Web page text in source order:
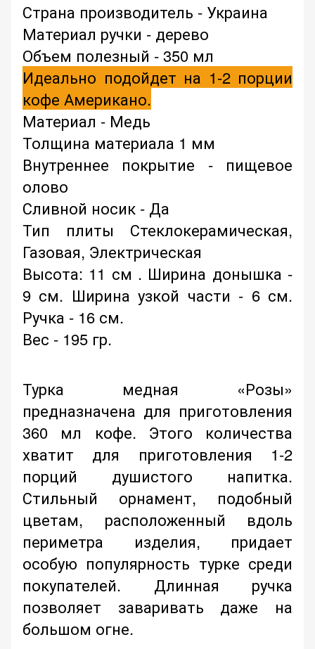
Страна производитель - Украина
Материал ручки - дерево
Объем полезный - 350 мл
Идеально подойдет на 1-2 порции
кофе Американо.
Материал - Медь
Толщина материала 1 мм
Внутреннее покрытие - пищевое
олово
Сливной носик - Да
Тип плиты Стеклокерамическая,
Газовая, Электрическая
Высота: 11 см . Ширина донышка -
9 см. Ширина узкой части - 6 см.
Ручка - 16 см.
Вес - 195 гр.
Турка медная «Розы»
предназначена для приготовления
360 мл кофе. Этого количества
хватит для приготовления 1-2
порций душистого напитка.
Стильный орнамент, подобный
цветам, расположенный вдоль
периметра изделия, придает
особую популярность турке среди
покупателей. Длинная ручка
позволяет заваривать даже на
большом огне.